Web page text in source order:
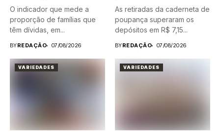
O indicador que mede a
proporção de famílias que
têm dívidas, em...
BYREDAÇÃO 07/08/2026
As retiradas da caderneta de
poupança superaram os
depósitos em R$ 7,15...
BYREDAÇÃO 07/08/2026
VARIEDADES VARIEDADES